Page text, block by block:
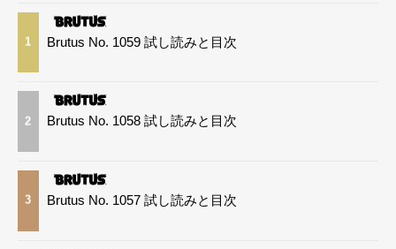
1 Brutus No. 1059 試し読みと目次
2 Brutus No. 1058 試し読みと目次
3 Brutus No. 1057 試し読みと目次